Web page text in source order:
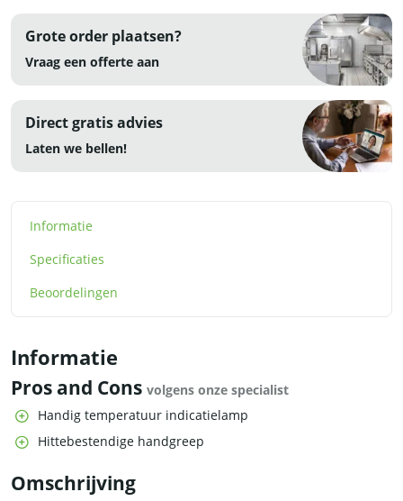
Grote order plaatsen?
Vraag een offerte aan
Direct gratis advies
Laten we bellen!
Informatie
Specificaties
Beoordelingen
Informatie
Pros and Cons volgens onze specialist
Handig temperatuur indicatielamp
Hittebestendige handgreep
Omschrijving